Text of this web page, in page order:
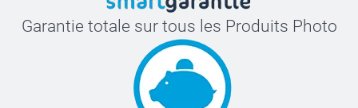
Garantie totale sur tous les Produits Photo